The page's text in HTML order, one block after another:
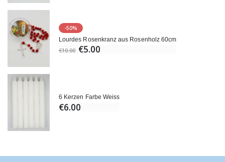
-50%
Lourdes Rosenkranz aus Rosenholz 60cm
€10.00 €5.00
6 Kerzen Farbe Weiss
€6.00